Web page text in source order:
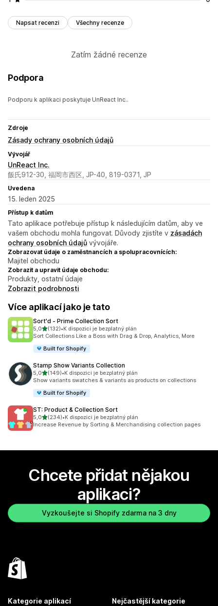
Napsat recenzi Všechny recenze
Zatím žádné recenze
Podpora
Podporu k aplikaci poskytuje UnReact Inc..
Zdroje
Zásady ochrany osobních údajů
Vývojář
UnReact Inc.
飯氏912-30, 福岡市西区, JP-40, 819-0371, JP
Uvedena
15. leden 2025
Přístup k datům
Tato aplikace potřebuje přístup k následujícím datům, aby ve
vašem obchodu mohla fungovat. Důvody zjistíte v zásadách
ochrany osobních údajů vývojáře.
Zobrazovat údaje o zaměstnancích a spolupracovnících:
Majitel obchodu
Zobrazit a upravit údaje obchodu:
Produkty, ostatní údaje
Zobrazit podrobnosti
Více aplikací jako je tato
Sort'd ‑ Prime Collection Sort
5,0z 5 hvězd
(132)
Celkový počet recenzí: 132
•K dispozici je bezplatný plán
Sort Collections Like a Boss with Drag & Drop, Analytics, More
Built for Shopify
Stamp Show Variants Collection
5,0z 5 hvězd
(149)
Celkový počet recenzí: 149
•K dispozici je bezplatný plán
Show variants swatches & variants as products on collections
Built for Shopify
ST: Product & Collection Sort
5,0z 5 hvězd
(234)
Celkový počet recenzí: 234
•K dispozici je bezplatný plán
Increase Revenue by Sorting & Merchandising collection pages
Chcete přidat nějakou
aplikaci?
Vyzkoušejte si Shopify zdarma na 3 dny
Kategorie aplikací Nejčastější kategorie